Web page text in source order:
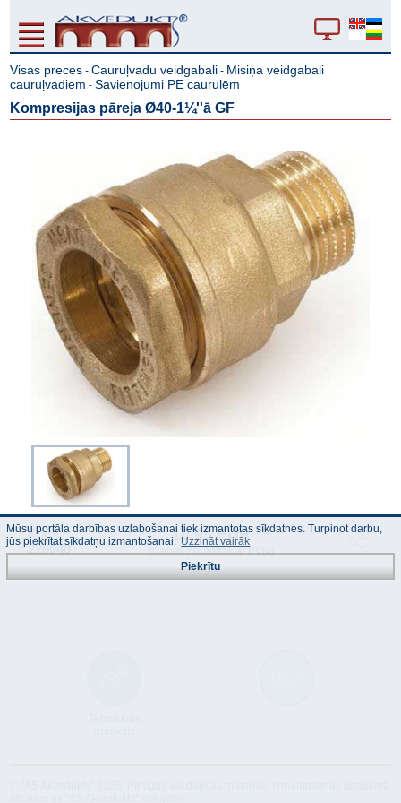
Visas preces -Cauruļvadu veidgabali - Misiņa veidgabali
cauruļvadiem -Savienojumi PE caurulēm
Kompresijas pāreja Ø40-1¼''ā GF
Kods :
226040
10.95 EUR
(Cenas norādītas ar PVN)
Mūsu portāla darbības uzlabošanai tiek izmantotas sīkdatnes. Turpinot darbu,
jūs piekrītat sīkdatņu izmantošanai. Uzzināt vairāk
Piekrītu